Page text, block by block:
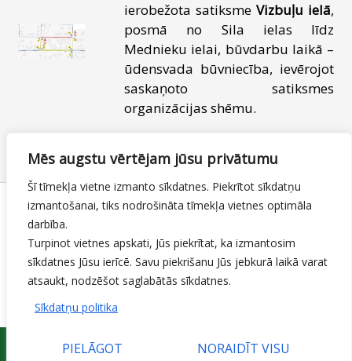
Mēs augstu vērtējam jūsu privātumu
Šī tīmekļa vietne izmanto sīkdatnes. Piekrītot sīkdatņu
izmantošanai, tiks nodrošināta tīmekļa vietnes optimāla
darbība.
Turpinot vietnes apskati, Jūs piekrītat, ka izmantosim
sīkdatnes Jūsu ierīcē. Savu piekrišanu Jūs jebkurā laikā varat
atsaukt, nodzēšot saglabātās sīkdatnes.
Sīkdatņu politika
PIELĀGOT NORAIDĪT VISU
ierobežota satiksme Vizbuļu ielā,
posmā no Sila ielas līdz
Mednieku ielai, būvdarbu laikā –
ūdensvada būvniecība, ievērojot
saskaņoto satiksmes
organizācijas shēmu.
ByMājas lapas moderators
1 16 18 20 …
Prev page Next page